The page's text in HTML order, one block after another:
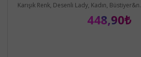
Karışık Renk, Desenli Lady, Kadın,
448,90₺